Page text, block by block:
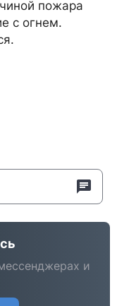
пожара
с огнем.
и